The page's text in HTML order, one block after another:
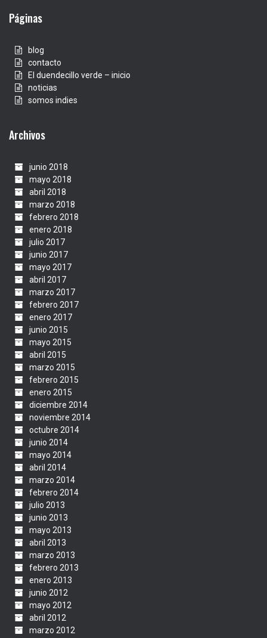
Páginas
blog
contacto
El duendecillo verde – inicio
noticias
somos indies
Archivos
junio 2018
mayo 2018
abril 2018
marzo 2018
febrero 2018
enero 2018
julio 2017
junio 2017
mayo 2017
abril 2017
marzo 2017
febrero 2017
enero 2017
junio 2015
mayo 2015
abril 2015
marzo 2015
febrero 2015
enero 2015
diciembre 2014
noviembre 2014
octubre 2014
junio 2014
mayo 2014
abril 2014
marzo 2014
febrero 2014
julio 2013
junio 2013
mayo 2013
abril 2013
marzo 2013
febrero 2013
enero 2013
junio 2012
mayo 2012
abril 2012
marzo 2012